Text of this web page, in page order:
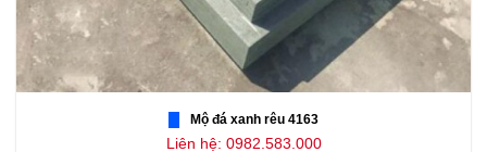
Mộ đá xanh rêu 4163
Liên hệ: 0982.583.000